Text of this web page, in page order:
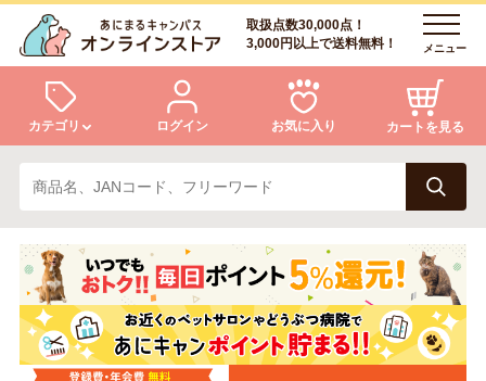
取扱点数30,000点！
3,000円以上で送料無料！
メニュー
カテゴリ
犬 猫
小動物・鳥 アクア・爬虫類・昆虫
ログイン お気に入り カートを見る
ログイン
会員登録
あにまるキャンパスについて